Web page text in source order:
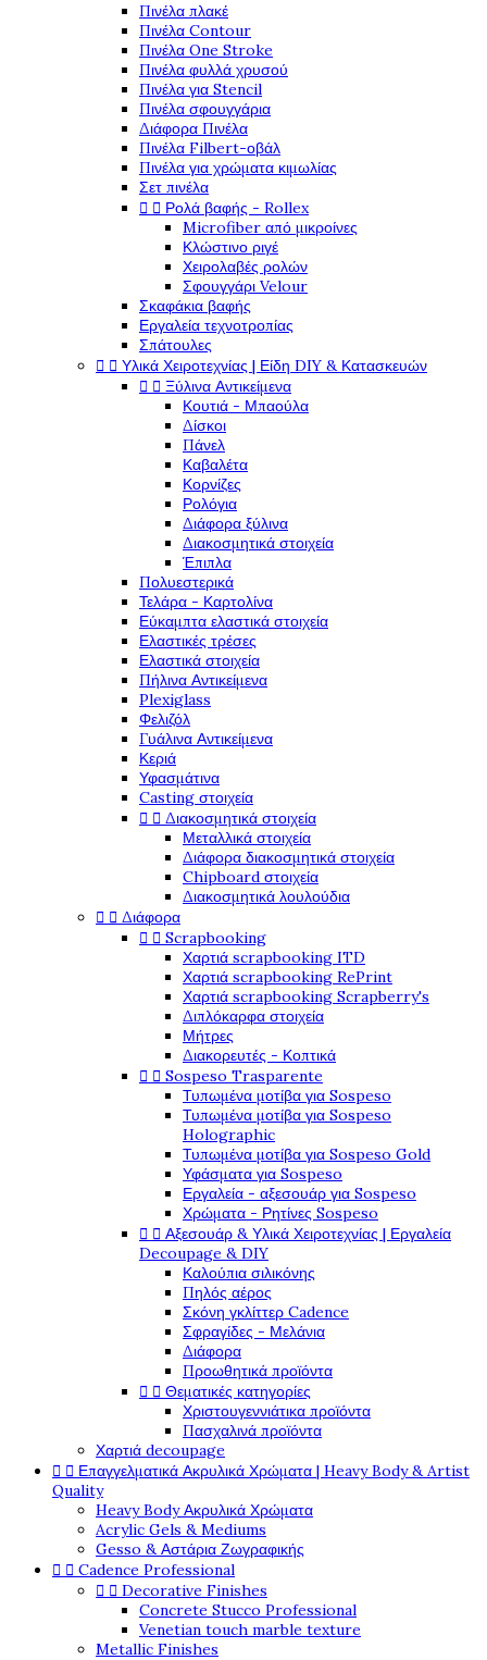
Πινέλα πλακέ
Πινέλα Contour
Πινέλα One Stroke
Πινέλα φυλλά χρυσού
Πινέλα για Stencil
Πινέλα σφουγγάρια
Διάφορα Πινέλα
Πινέλα Filbert-οβάλ
Πινέλα για χρώματα κιμωλίας
Σετ πινέλα
  Ρολά βαφής - Rollex
Microfiber από μικροίνες
Κλώστινο ριγέ
Χειρολαβές ρολών
Σφουγγάρι Velour
Σκαφάκια βαφής
Εργαλεία τεχνοτροπίας
Σπάτουλες
  Υλικά Χειροτεχνίας | Είδη DIY & Κατασκευών
  Ξύλινα Αντικείμενα
Κουτιά - Μπαούλα
Δίσκοι
Πάνελ
Καβαλέτα
Κορνίζες
Ρολόγια
Διάφορα ξύλινα
Διακοσμητικά στοιχεία
Έπιπλα
Πολυεστερικά
Τελάρα - Καρτολίνα
Εύκαμπτα ελαστικά στοιχεία
Ελαστικές τρέσες
Ελαστικά στοιχεία
Πήλινα Αντικείμενα
Plexiglass
Φελιζόλ
Γυάλινα Αντικείμενα
Κεριά
Υφασμάτινα
Casting στοιχεία
  Διακοσμητικά στοιχεία
Μεταλλικά στοιχεία
Διάφορα διακοσμητικά στοιχεία
Chipboard στοιχεία
Διακοσμητικά λουλούδια
  Διάφορα
  Scrapbooking
Χαρτιά scrapbooking ITD
Χαρτιά scrapbooking RePrint
Χαρτιά scrapbooking Scrapberry's
Διπλόκαρφα στοιχεία
Μήτρες
Διακορευτές - Κοπτικά
  Sospeso Trasparente
Τυπωμένα μοτίβα για Sospeso
Τυπωμένα μοτίβα για Sospeso
Holographic
Τυπωμένα μοτίβα για Sospeso Gold
Υφάσματα για Sospeso
Εργαλεία - αξεσουάρ για Sospeso
Χρώματα - Ρητίνες Sospeso
  Αξεσουάρ & Υλικά Χειροτεχνίας | Εργαλεία
Decoupage & DIY
Καλούπια σιλικόνης
Πηλός αέρος
Σκόνη γκλίττερ Cadence
Σφραγίδες - Μελάνια
Διάφορα
Προωθητικά προϊόντα
  Θεματικές κατηγορίες
Χριστουγεννιάτικα προϊόντα
Πασχαλινά προϊόντα
Χαρτιά decoupage
  Επαγγελματικά Ακρυλικά Χρώματα | Heavy Body & Artist
Quality
Heavy Body Ακρυλικά Χρώματα
Acrylic Gels & Mediums
Gesso & Αστάρια Ζωγραφικής
  Cadence Professional
  Decorative Finishes
Concrete Stucco Professional
Venetian touch marble texture
Metallic Finishes